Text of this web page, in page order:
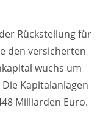
Rückstellung für
den versicherten
wuchs um
Kapitalanlagen
Milliarden Euro.